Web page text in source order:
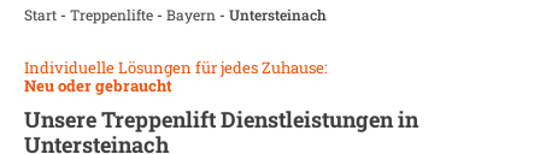
Start- Treppenlifte- Bayern - Untersteinach
Individuelle Lösungen für jedes Zuhause:
Neu oder gebraucht
Unsere Treppenlift Dienstleistungen in
Untersteinach